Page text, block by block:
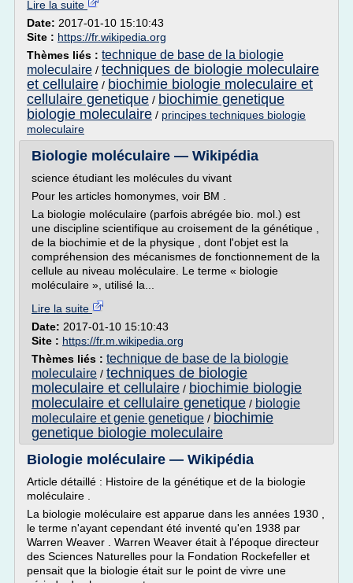
Lire la suite
Date: 2017-01-10 15:10:43
Site : https://fr.wikipedia.org
Thèmes liés : technique de base de la biologie
moleculaire / techniques de biologie moleculaire
et cellulaire / biochimie biologie moleculaire et
cellulaire genetique / biochimie genetique
biologie moleculaire / principes techniques biologie
moleculaire
Biologie moléculaire — Wikipédia
science étudiant les molécules du vivant
Pour les articles homonymes, voir BM .
La biologie moléculaire (parfois abrégée bio. mol.) est
une discipline scientifique au croisement de la génétique ,
de la biochimie et de la physique , dont l'objet est la
compréhension des mécanismes de fonctionnement de la
cellule au niveau moléculaire. Le terme « biologie
moléculaire », utilisé la...
Lire la suite
Date: 2017-01-10 15:10:43
Site : https://fr.m.wikipedia.org
Thèmes liés : technique de base de la biologie
moleculaire / techniques de biologie
moleculaire et cellulaire / biochimie biologie
moleculaire et cellulaire genetique / biologie
moleculaire et genie genetique / biochimie
genetique biologie moleculaire
Biologie moléculaire — Wikipédia
Article détaillé : Histoire de la génétique et de la biologie
moléculaire .
La biologie moléculaire est apparue dans les années 1930 ,
le terme n'ayant cependant été inventé qu'en 1938 par
Warren Weaver . Warren Weaver était à l'époque directeur
des Sciences Naturelles pour la Fondation Rockefeller et
pensait que la biologie était sur le point de vivre une